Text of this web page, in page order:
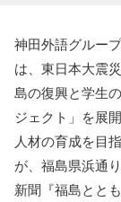
神田外語グルー
は、東日本大震
島の復興と学生
ジェクト」を展
人材の育成を目
が、福島県浜通
新聞『福島とと